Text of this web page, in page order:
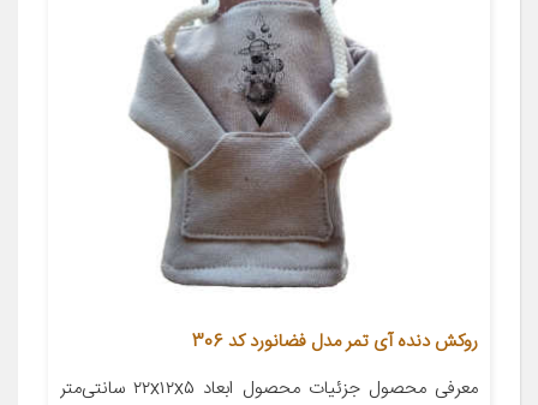
روکش دنده آی تمر مدل فضانورد کد 306
معرفی محصول جزئیات محصول ابعاد ۲۲x۱۲x۵ سانتی‌متر